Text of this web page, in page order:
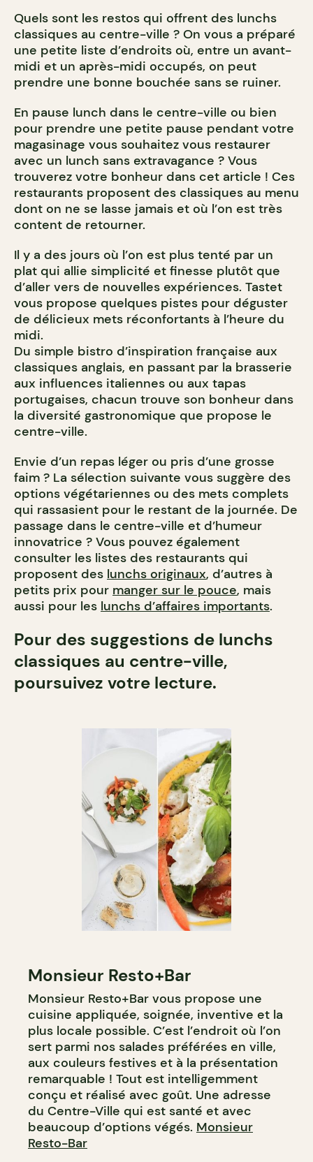
Quels sont les restos qui offrent des lunchs
classiques au centre-ville ? On vous a préparé
une petite liste d’endroits où, entre un avant-
midi et un après-midi occupés, on peut
prendre une bonne bouchée sans se ruiner.
En pause lunch dans le centre-ville ou bien
pour prendre une petite pause pendant votre
magasinage vous souhaitez vous restaurer
avec un lunch sans extravagance ? Vous
trouverez votre bonheur dans cet article ! Ces
restaurants proposent des classiques au menu
dont on ne se lasse jamais et où l’on est très
content de retourner.
Il y a des jours où l’on est plus tenté par un
plat qui allie simplicité et finesse plutôt que
d’aller vers de nouvelles expériences. Tastet
vous propose quelques pistes pour déguster
de délicieux mets réconfortants à l’heure du
midi.
Du simple bistro d’inspiration française aux
classiques anglais, en passant par la brasserie
aux influences italiennes ou aux tapas
portugaises, chacun trouve son bonheur dans
la diversité gastronomique que propose le
centre-ville.
Envie d’un repas léger ou pris d’une grosse
faim ? La sélection suivante vous suggère des
options végétariennes ou des mets complets
qui rassasient pour le restant de la journée. De
passage dans le centre-ville et d’humeur
innovatrice ? Vous pouvez également
consulter les listes des restaurants qui
proposent des lunchs originaux, d’autres à
petits prix pour manger sur le pouce, mais
aussi pour les lunchs d’affaires importants.
Pour des suggestions de lunchs
classiques au centre-ville,
poursuivez votre lecture.
Monsieur Resto+Bar
Monsieur Resto+Bar vous propose une
cuisine appliquée, soignée, inventive et la
plus locale possible. C’est l’endroit où l’on
sert parmi nos salades préférées en ville,
aux couleurs festives et à la présentation
remarquable ! Tout est intelligemment
conçu et réalisé avec goût. Une adresse
du Centre-Ville qui est santé et avec
beaucoup d’options végés. Monsieur
Resto-Bar